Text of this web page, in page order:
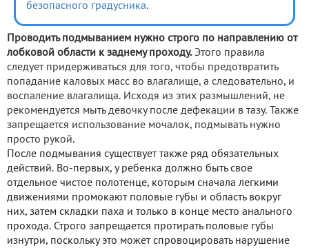
безопасного градусника.
Проводить подмыванием нужно строго по направлению от
лобковой области к заднему проходу.Этого правила
следует придерживаться для того, чтобы предотвратить
попадание каловых масс во влагалище, а следовательно, и
воспаление влагалища. Исходя из этих размышлений, не
рекомендуется мыть девочку после дефекации в тазу. Также
запрещается использование мочалок, подмывать нужно
просто рукой.
После подмывания существует также ряд обязательных
действий. Во-первых, у ребенка должно быть свое
отдельное чистое полотенце, которым сначала легкими
движениями промокают половые губы и область вокруг
них, затем складки паха и только в конце место анального
прохода. Строго запрещается протирать половые губы
изнутри, поскольку это может спровоцировать нарушение